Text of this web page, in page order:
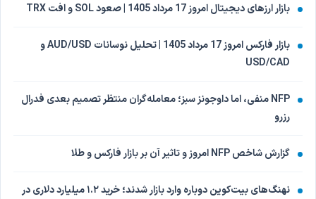
بازار ارزهای دیجیتال امروز 17 مرداد 1405 | صعود SOL و افت TRX
بازار فارکس امروز 17 مرداد 1405 | تحلیل نوسانات AUD/USD و
USD/CAD
NFP منفی، اما داوجونز سبز؛ معامله‌گران منتظر تصمیم بعدی فدرال
رزرو
گزارش شاخص NFP امروز و تاثیر آن بر بازار فارکس و طلا
نهنگ‌های بیت‌کوین دوباره وارد بازار شدند؛ خرید ۱.۲ میلیارد دلاری در